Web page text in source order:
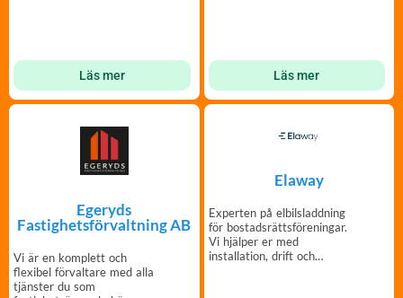
Läs mer Läs mer
Egeryds
Fastighetsförvaltning AB
Vi är en komplett och
flexibel förvaltare med alla
tjänster du som
Elaway
Experten på elbilsladdning
för bostadsrättsföreningar.
Vi hjälper er med
installation, drift och